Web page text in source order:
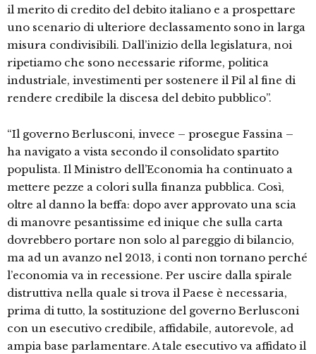
il merito di credito del debito italiano e a prospettare
uno scenario di ulteriore declassamento sono in larga
misura condivisibili. Dall’inizio della legislatura, noi
ripetiamo che sono necessarie riforme, politica
industriale, investimenti per sostenere il Pil al fine di
rendere credibile la discesa del debito pubblico”.
“Il governo Berlusconi, invece – prosegue Fassina –
ha navigato a vista secondo il consolidato spartito
populista. Il Ministro dell’Economia ha continuato a
mettere pezze a colori sulla finanza pubblica. Così,
oltre al danno la beffa: dopo aver approvato una scia
di manovre pesantissime ed inique che sulla carta
dovrebbero portare non solo al pareggio di bilancio,
ma ad un avanzo nel 2013, i conti non tornano perché
l’economia va in recessione. Per uscire dalla spirale
distruttiva nella quale si trova il Paese è necessaria,
prima di tutto, la sostituzione del governo Berlusconi
con un esecutivo credibile, affidabile, autorevole, ad
ampia base parlamentare. A tale esecutivo va affidato il